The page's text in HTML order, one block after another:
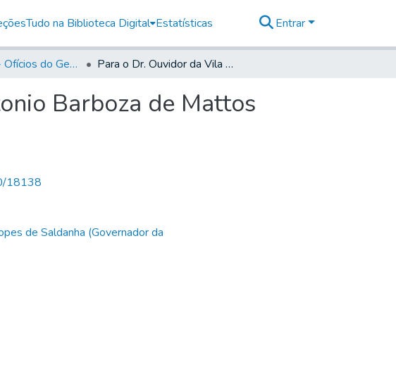
Tudo na Biblioteca Digital Estatísticas Entrar
Volume 81 - Ofícios do General Martim Lopes de Saldanha (Governador da Capitania) Para o Dr. Ouvidor da Vila de Parnagua Antonio Barboza de Mattos Coutinho.
Barboza de Mattos
18138
de Saldanha (Governador da